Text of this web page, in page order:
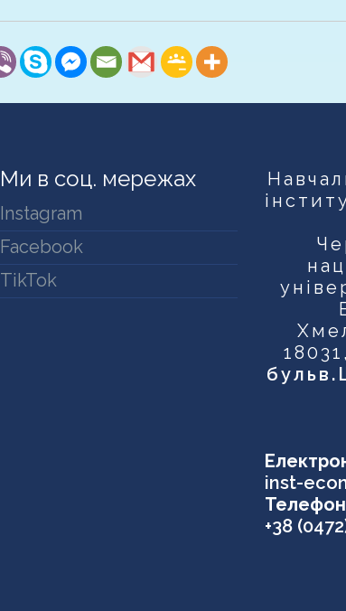
Ми в соц. мережах
Instagram
Facebook
TikTok
inst-
Телефон
+38